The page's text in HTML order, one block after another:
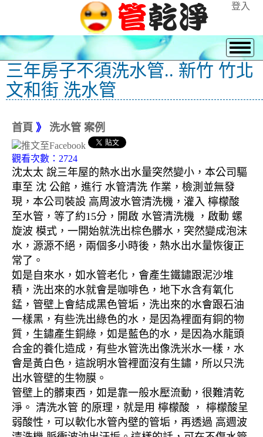
登入
三年房子不須洗水管.. 新竹 竹北
文和街 洗水管
首頁 》 洗水管 案例
觀看次數：2724
沈太太 說三年屋的熱水出水量突然變小，本公司驅
車至 沈 公館，進行 水管清洗 作業，檢測並無發
現，本公司裝設 高周波水管清洗機，灌入 檸檬酸
至水管，等了約15分，開啟 水管清洗機 ，啟動 螺
旋波 模式，一開始就洗出棕色髒水，突然變成泡沫
水，源源不絕，兩個多小時後，熱水出水量恢復正
常了。
如是自來水，如水管老化，會產生鐵鏽跟泥沙堆
積，洗出來的水就會是咖啡色，地下水含有氧化
錳，管壁上會結成黑色管垢，洗出來的水會跟石油
一樣黑，有些洗出綠色的水，是因為裡面有銅的物
質，生鏽產生銅綠，如是藍色的水，是因為水龍頭
合金的養化造成，有些水管洗出像洗米水一樣，水
會是黃白色，這說明水管裡面沒有生鏽，所以只洗
出水管壁的生物膜。
管壁上的髒東西，如是靠一般水壓流動，很難清乾
淨。 清洗水管 的原理，就是用 檸檬酸 ， 檸檬酸呈
弱酸性，可以軟化水管內壁的管垢，再透過 高週波